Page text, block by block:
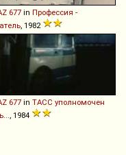
677 in Профессия -
, 1982
677 in ТАСС уполномочен
, 1984